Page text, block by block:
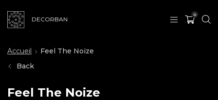
DECORBAN
0
Accueil
Feel The Noize
Back
Feel The Noize